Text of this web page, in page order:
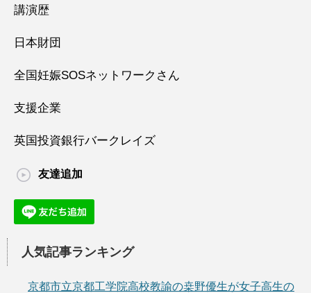
講演歴
日本財団
全国妊娠SOSネットワークさん
支援企業
英国投資銀行バークレイズ
友達追加
人気記事ランキング
京都市立京都工学院高校教諭の桒野優生が女子高生の